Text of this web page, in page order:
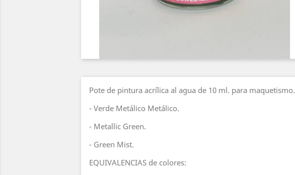
Pote de pintura acrílica al agua de 10 ml. para maquetismo.
- Verde Metálico Metálico.
- Metallic Green.
- Green Mist.
EQUIVALENCIAS de colores: